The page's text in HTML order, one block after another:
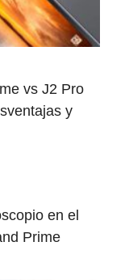
vs J2 Pro
y
en el
Prime